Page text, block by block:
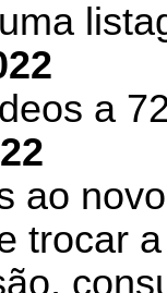
a
ao
trocar